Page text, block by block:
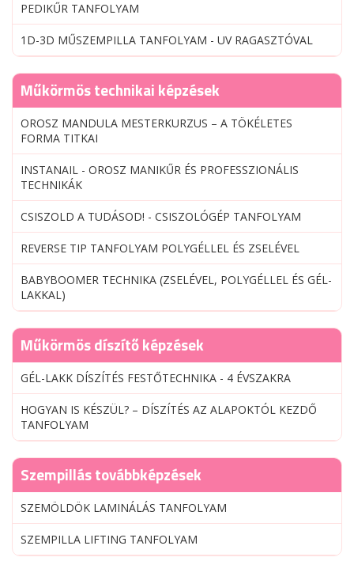
PEDIKŰR TANFOLYAM
1D-3D MŰSZEMPILLA TANFOLYAM - UV RAGASZTÓVAL
Műkörmös technikai képzések
OROSZ MANDULA MESTERKURZUS – A TÖKÉLETES
FORMA TITKAI
INSTANAIL - OROSZ MANIKŰR ÉS PROFESSZIONÁLIS
TECHNIKÁK
CSISZOLD A TUDÁSOD! - CSISZOLÓGÉP TANFOLYAM
REVERSE TIP TANFOLYAM POLYGÉLLEL ÉS ZSELÉVEL
BABYBOOMER TECHNIKA (ZSELÉVEL, POLYGÉLLEL ÉS GÉL-
LAKKAL)
Műkörmös díszítő képzések
GÉL-LAKK DÍSZÍTÉS FESTŐTECHNIKA - 4 ÉVSZAKRA
HOGYAN IS KÉSZÜL? – DÍSZÍTÉS AZ ALAPOKTÓL KEZDŐ
TANFOLYAM
Szempillás továbbképzések
SZEMÖLDÖK LAMINÁLÁS TANFOLYAM
SZEMPILLA LIFTING TANFOLYAM